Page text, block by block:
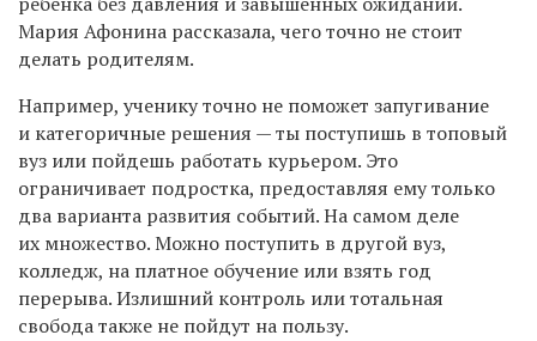
Мария Афонина рассказала, чего точно не стоит
делать родителям.
Например, ученику точно не поможет запугивание
и категоричные решения — ты поступишь в топовый
вуз или пойдешь работать курьером. Это
ограничивает подростка, предоставляя ему только
два варианта развития событий. На самом деле
их множество. Можно поступить в другой вуз,
колледж, на платное обучение или взять год
перерыва. Излишний контроль или тотальная
свобода также не пойдут на пользу.